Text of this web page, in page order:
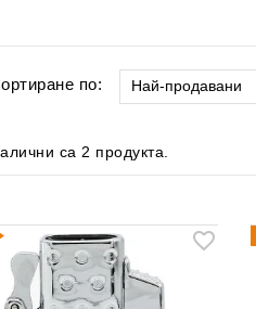
по: Най-продавани
са 2 продукта.